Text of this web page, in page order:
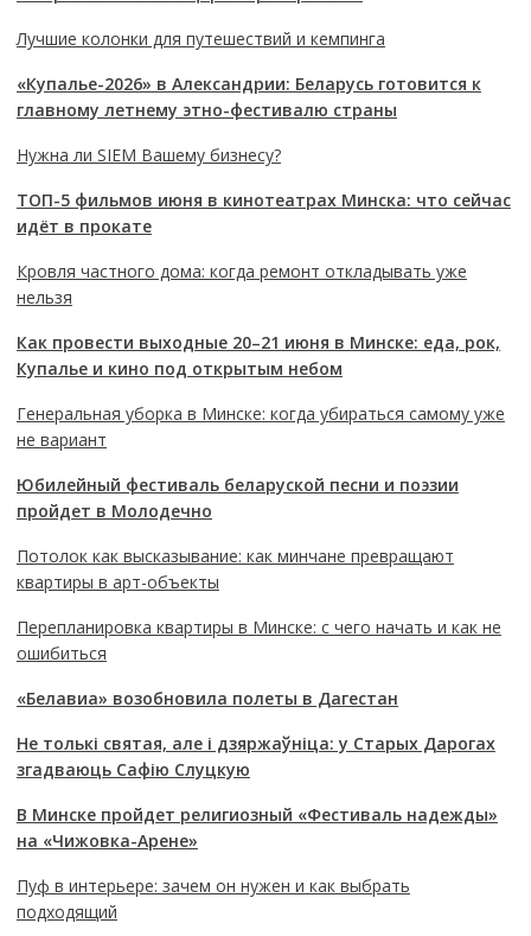
Лучшие колонки для путешествий и кемпинга
«Купалье-2026» в Александрии: Беларусь готовится к
главному летнему этно-фестивалю страны
Нужна ли SIEM Вашему бизнесу?
ТОП-5 фильмов июня в кинотеатрах Минска: что сейчас
идёт в прокате
Кровля частного дома: когда ремонт откладывать уже
нельзя
Как провести выходные 20–21 июня в Минске: еда, рок,
Купалье и кино под открытым небом
Генеральная уборка в Минске: когда убираться самому уже
не вариант
Юбилейный фестиваль беларуской песни и поэзии
пройдет в Молодечно
Потолок как высказывание: как минчане превращают
квартиры в арт-объекты
Перепланировка квартиры в Минске: с чего начать и как не
ошибиться
«Белавиа» возобновила полеты в Дагестан
Не толькі святая, але і дзяржаўніца: у Старых Дарогах
згадваюць Сафію Слуцкую
В Минске пройдет религиозный «Фестиваль надежды»
на «Чижовка-Арене»
Пуф в интерьере: зачем он нужен и как выбрать
подходящий